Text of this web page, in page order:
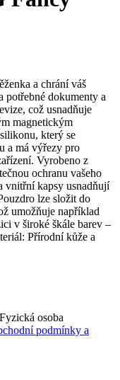
a chrání váš
potřebné dokumenty a
což usnadňuje
magnetickým
který se
a má výřezy pro
Vyrobeno z
ochranu vašeho
vnitřní kapsy usnadňují
lze složit do
umožňuje například
v široké škále barev –
Přírodní kůže a
osoba
podmínky a